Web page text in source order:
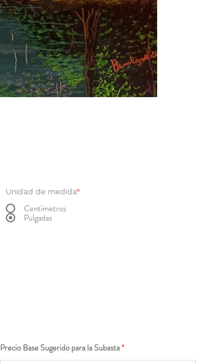
Unidad de medida*
Centímetros
Pulgadas
Precio Base Sugerido para la Subasta